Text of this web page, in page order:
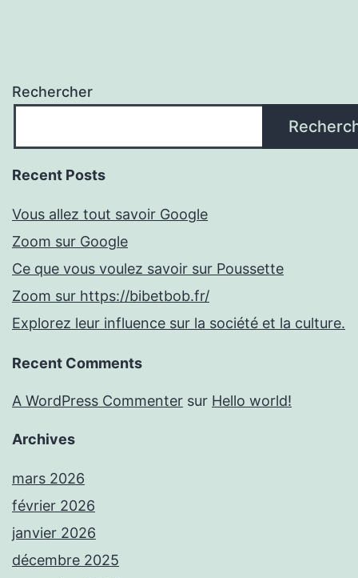
Rechercher
Recent Posts
Vous allez tout savoir Google
Zoom sur Google
Ce que vous voulez savoir sur Poussette
Zoom sur https://bibetbob.fr/
Explorez leur influence sur la société et la culture.
Recent Comments
A WordPress Commenter sur Hello world!
Archives
mars 2026
février 2026
janvier 2026
décembre 2025